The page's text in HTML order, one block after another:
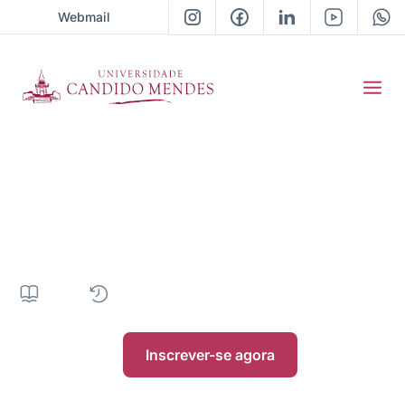
Webmail
Inscrever-se agora